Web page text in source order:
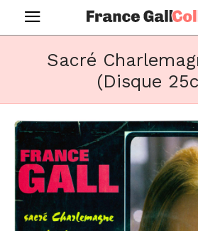
Sacré
(Disque